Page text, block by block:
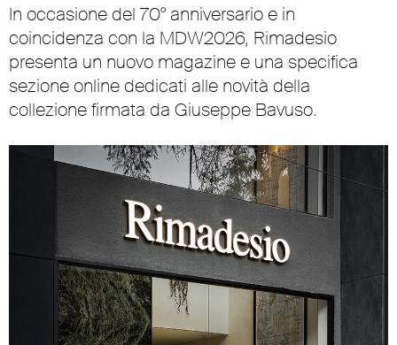
In occasione del 70° anniversario e in
coincidenza con la MDW2026, Rimadesio
presenta un nuovo magazine e una specifica
sezione online dedicati alle novità della
collezione firmata da Giuseppe Bavuso.